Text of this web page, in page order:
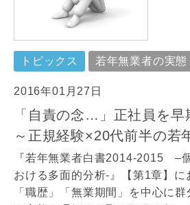
トピックス 若年無業者の実態
2016年01月27日
「自責の念…」正社員を早
～正規経験×20代前半の若
『若年無業者白書2014-2015 –
おける多面的分析-』【第1章】に
「職歴」「無業期間」を中心に